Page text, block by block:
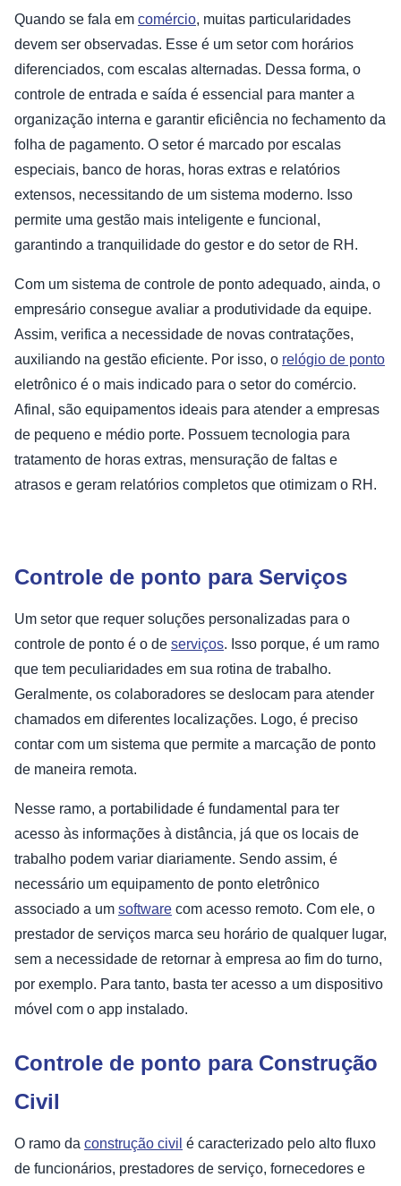
Quando se fala em comércio, muitas particularidades
devem ser observadas. Esse é um setor com horários
diferenciados, com escalas alternadas. Dessa forma, o
controle de entrada e saída é essencial para manter a
organização interna e garantir eficiência no fechamento da
folha de pagamento. O setor é marcado por escalas
especiais, banco de horas, horas extras e relatórios
extensos, necessitando de um sistema moderno. Isso
permite uma gestão mais inteligente e funcional,
garantindo a tranquilidade do gestor e do setor de RH.
Com um sistema de controle de ponto adequado, ainda, o
empresário consegue avaliar a produtividade da equipe.
Assim, verifica a necessidade de novas contratações,
auxiliando na gestão eficiente. Por isso, o relógio de ponto
eletrônico é o mais indicado para o setor do comércio.
Afinal, são equipamentos ideais para atender a empresas
de pequeno e médio porte. Possuem tecnologia para
tratamento de horas extras, mensuração de faltas e
atrasos e geram relatórios completos que otimizam o RH.
Controle de ponto para Serviços
Um setor que requer soluções personalizadas para o
controle de ponto é o de serviços. Isso porque, é um ramo
que tem peculiaridades em sua rotina de trabalho.
Geralmente, os colaboradores se deslocam para atender
chamados em diferentes localizações. Logo, é preciso
contar com um sistema que permite a marcação de ponto
de maneira remota.
Nesse ramo, a portabilidade é fundamental para ter
acesso às informações à distância, já que os locais de
trabalho podem variar diariamente. Sendo assim, é
necessário um equipamento de ponto eletrônico
associado a um software com acesso remoto. Com ele, o
prestador de serviços marca seu horário de qualquer lugar,
sem a necessidade de retornar à empresa ao fim do turno,
por exemplo. Para tanto, basta ter acesso a um dispositivo
móvel com o app instalado.
Controle de ponto para Construção
Civil
O ramo da construção civil é caracterizado pelo alto fluxo
de funcionários, prestadores de serviço, fornecedores e